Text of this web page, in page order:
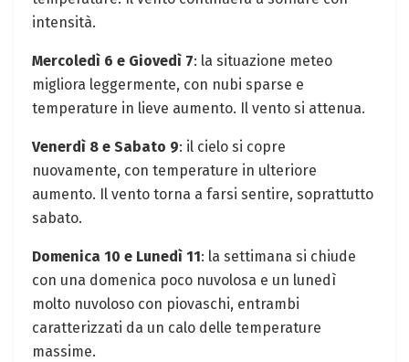
intensità.
Mercoledì 6 e Giovedì 7: la situazione meteo
migliora leggermente, con nubi sparse e
temperature in lieve aumento. Il vento si attenua.
Venerdì 8 e Sabato 9: il cielo si copre
nuovamente, con temperature in ulteriore
aumento. Il vento torna a farsi sentire, soprattutto
sabato.
Domenica 10 e Lunedì 11: la settimana si chiude
con una domenica poco nuvolosa e un lunedì
molto nuvoloso con piovaschi, entrambi
caratterizzati da un calo delle temperature
massime.